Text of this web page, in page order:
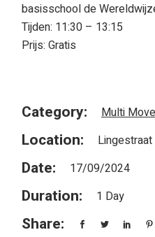
basisschool de
Tijden: 11:30 – 13:15
Prijs: Gratis
Category: Multi
Location:
Date: 17/09/2024
Duration: 1 Day
Share: